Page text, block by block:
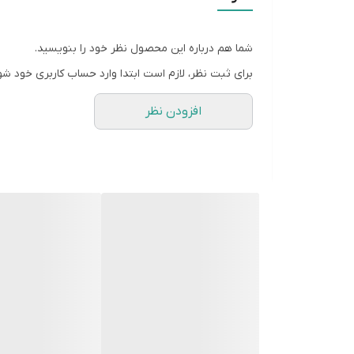
۳. مناسب برای ست کردن:
۲. پایداری و تعادل بالا:برخلاف ظاهر ظریف، پایه این
شما هم درباره این محصول نظر خود را بنویسید.
برای ثبت نظر، لازم است ابتدا وارد حساب کاربری خود
افزودن نظر